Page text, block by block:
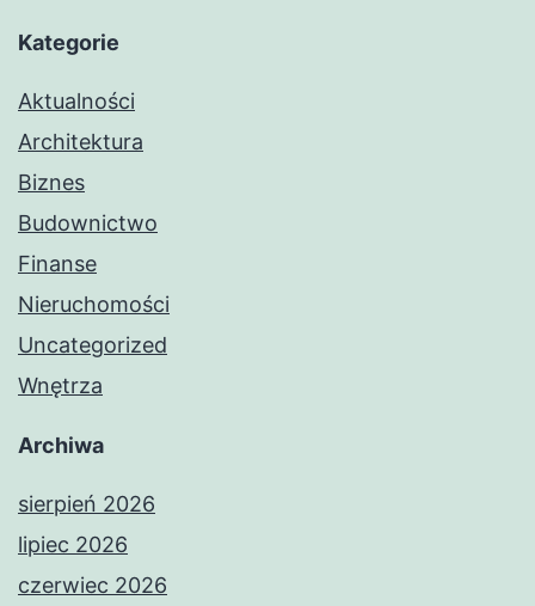
Kategorie
Aktualności
Architektura
Biznes
Budownictwo
Finanse
Nieruchomości
Uncategorized
Wnętrza
Archiwa
sierpień 2026
lipiec 2026
czerwiec 2026